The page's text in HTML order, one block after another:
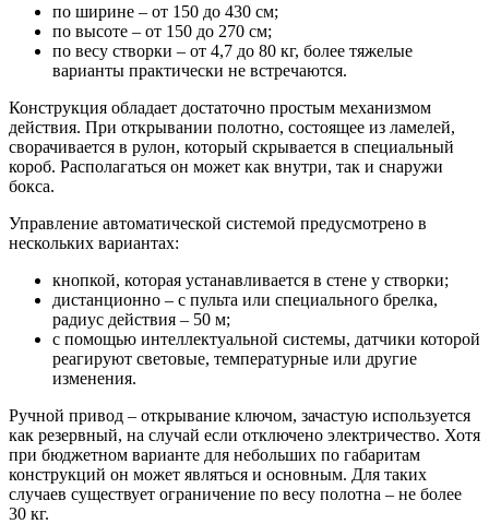
по ширине – от 150 до 430 см;
по высоте – от 150 до 270 см;
по весу створки – от 4,7 до 80 кг, более тяжелые
варианты практически не встречаются.
Конструкция обладает достаточно простым механизмом
действия. При открывании полотно, состоящее из ламелей,
сворачивается в рулон, который скрывается в специальный
короб. Располагаться он может как внутри, так и снаружи
бокса.
Управление автоматической системой предусмотрено в
нескольких вариантах:
кнопкой, которая устанавливается в стене у створки;
дистанционно – с пульта или специального брелка,
радиус действия – 50 м;
с помощью интеллектуальной системы, датчики которой
реагируют световые, температурные или другие
изменения.
Ручной привод – открывание ключом, зачастую используется
как резервный, на случай если отключено электричество. Хотя
при бюджетном варианте для небольших по габаритам
конструкций он может являться и основным. Для таких
случаев существует ограничение по весу полотна – не более
30 кг.